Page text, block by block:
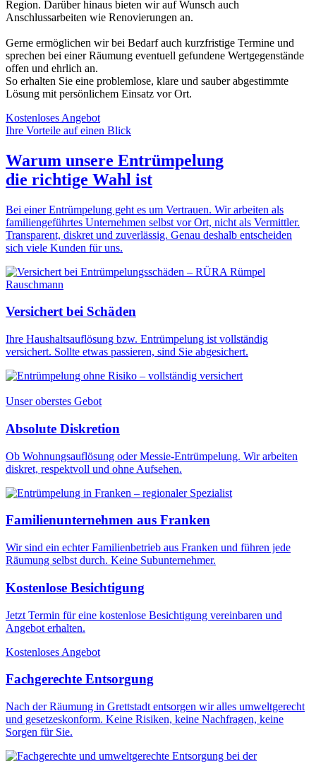
Region. Darüber hinaus bieten wir auf Wunsch auch
Anschlussarbeiten wie Renovierungen an.
Gerne ermöglichen wir bei Bedarf auch kurzfristige Termine und
sprechen bei einer Räumung eventuell gefundene Wertgegenstände
offen und ehrlich an.
So erhalten Sie eine problemlose, klare und sauber abgestimmte
Lösung mit persönlichem Einsatz vor Ort.
Kostenloses Angebot
Ihre Vorteile auf einen Blick
Warum unsere Entrümpelung
die richtige Wahl ist
Bei einer Entrümpelung geht es um Vertrauen. Wir arbeiten als
familiengeführtes Unternehmen selbst vor Ort, nicht als Vermittler.
Transparent, diskret und zuverlässig. Genau deshalb entscheiden
sich viele Kunden für uns.
Versichert bei Schäden
Ihre Haushaltsauflösung bzw. Entrümpelung ist vollständig
versichert. Sollte etwas passieren, sind Sie abgesichert.
Unser oberstes Gebot
Absolute Diskretion
Ob Wohnungsauflösung oder Messie-Entrümpelung. Wir arbeiten
diskret, respektvoll und ohne Aufsehen.
Familienunternehmen aus Franken
Wir sind ein echter Familienbetrieb aus Franken und führen jede
Räumung selbst durch. Keine Subunternehmer.
Kostenlose Besichtigung
Jetzt Termin für eine kostenlose Besichtigung vereinbaren und
Angebot erhalten.
Kostenloses Angebot
Fachgerechte Entsorgung
Nach der Räumung in Grettstadt entsorgen wir alles umweltgerecht
und gesetzeskonform. Keine Risiken, keine Nachfragen, keine
Sorgen für Sie.